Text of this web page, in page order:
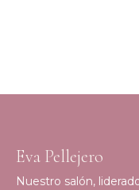
Eva Pellejero
Nuestro salón,